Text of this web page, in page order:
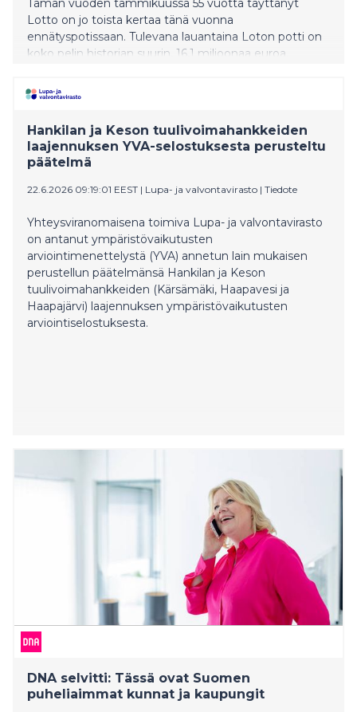
Lotto on jo toista kertaa tänä vuonna
ennätyspotissaan. Tulevana lauantaina Loton potti on
koko pelin historian suurin, 16,1 miljoonaa euroa.
Suomen innokkaimmat ja toisaalta maltillisimmat
lottoajat.
Hankilan ja Keson tuulivoimahankkeiden
laajennuksen YVA-selostuksesta perusteltu
päätelmä
22.6.2026 09:19:01 EEST | Lupa- ja valvontavirasto | Tiedote
Yhteysviranomaisena toimiva Lupa- ja valvontavirasto
on antanut ympäristövaikutusten
arviointimenettelystä (YVA) annetun lain mukaisen
perustellun päätelmänsä Hankilan ja Keson
tuulivoimahankkeiden (Kärsämäki, Haapavesi ja
Haapajärvi) laajennuksen ympäristövaikutusten
arviointiselostuksesta.
DNA selvitti: Tässä ovat Suomen
puheliaimmat kunnat ja kaupungit